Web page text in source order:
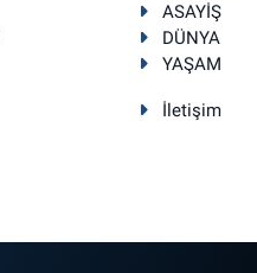
ASAYİŞ
DÜNYA
YAŞAM
İletişim